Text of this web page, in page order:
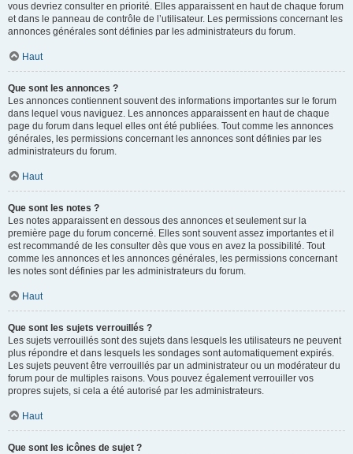
vous devriez consulter en priorité. Elles apparaissent en haut de chaque forum
et dans le panneau de contrôle de l’utilisateur. Les permissions concernant les
annonces générales sont définies par les administrateurs du forum.
Haut
Que sont les annonces ?
Les annonces contiennent souvent des informations importantes sur le forum
dans lequel vous naviguez. Les annonces apparaissent en haut de chaque
page du forum dans lequel elles ont été publiées. Tout comme les annonces
générales, les permissions concernant les annonces sont définies par les
administrateurs du forum.
Haut
Que sont les notes ?
Les notes apparaissent en dessous des annonces et seulement sur la
première page du forum concerné. Elles sont souvent assez importantes et il
est recommandé de les consulter dès que vous en avez la possibilité. Tout
comme les annonces et les annonces générales, les permissions concernant
les notes sont définies par les administrateurs du forum.
Haut
Que sont les sujets verrouillés ?
Les sujets verrouillés sont des sujets dans lesquels les utilisateurs ne peuvent
plus répondre et dans lesquels les sondages sont automatiquement expirés.
Les sujets peuvent être verrouillés par un administrateur ou un modérateur du
forum pour de multiples raisons. Vous pouvez également verrouiller vos
propres sujets, si cela a été autorisé par les administrateurs.
Haut
Que sont les icônes de sujet ?